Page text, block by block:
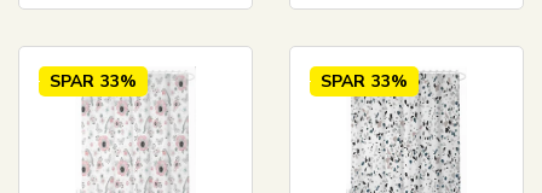
SPAR 33% SPAR 33%